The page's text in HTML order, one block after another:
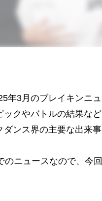
年3月のブレイキンニ
クやバトルの結果な
ダンス界の主要な出来
ニュースなので、今